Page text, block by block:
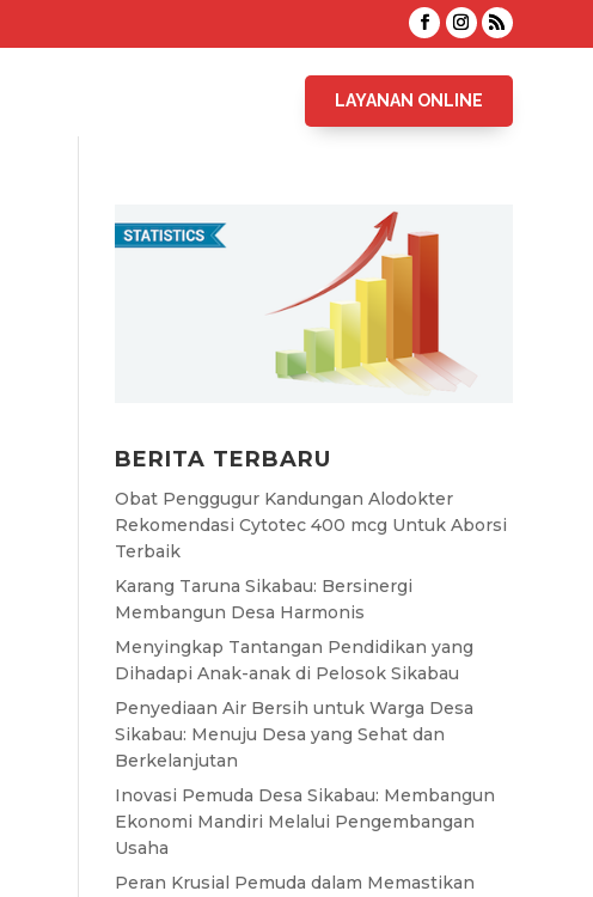
LAYANAN ONLINE
BERITA TERBARU
Obat Penggugur Kandungan Alodokter
Rekomendasi Cytotec 400 mcg Untuk Aborsi
Terbaik
Karang Taruna Sikabau: Bersinergi
Membangun Desa Harmonis
Menyingkap Tantangan Pendidikan yang
Dihadapi Anak-anak di Pelosok Sikabau
Penyediaan Air Bersih untuk Warga Desa
Sikabau: Menuju Desa yang Sehat dan
Berkelanjutan
Inovasi Pemuda Desa Sikabau: Membangun
Ekonomi Mandiri Melalui Pengembangan
Usaha
Peran Krusial Pemuda dalam Memastikan